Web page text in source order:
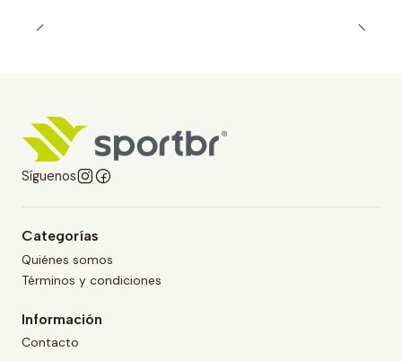
Síguenos
Categorías
Quiénes somos
Términos y condiciones
Información
Contacto